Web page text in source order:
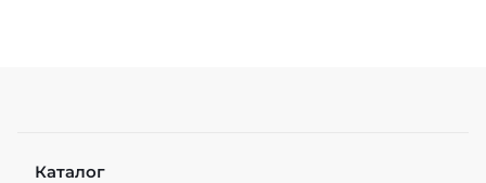
Каталог